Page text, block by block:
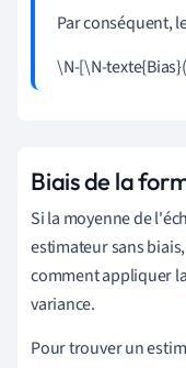
Par conséquent,
\N-[\N-
Biais de la
Si la moyenne de
estimateur sans
comment appliquer
variance.
Pour trouver un